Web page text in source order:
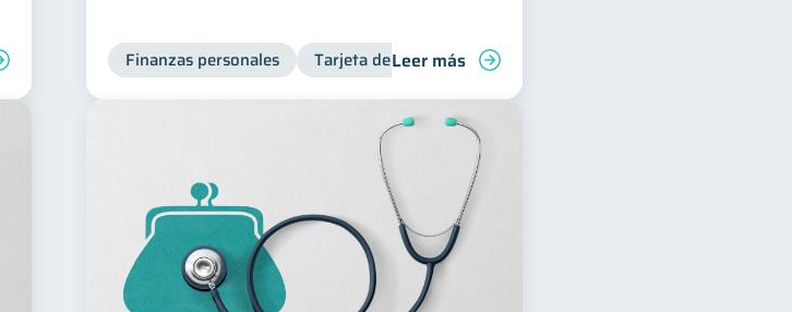
Finanzas personales Tarjeta de crédito
Leer más